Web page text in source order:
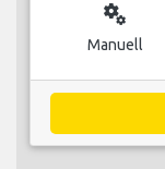
miscellaneous_services
Manuell